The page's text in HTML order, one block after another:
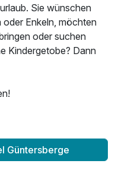
Sie wünschen
Enkeln, möchten
oder suchen
Kindergetobe? Dann
Güntersberge